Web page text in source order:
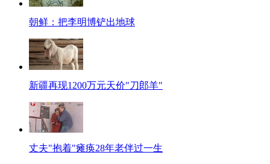
朝鲜：把李明博铲出地球
新疆再现1200万元天价"刀郎羊"
丈夫"抱着"瘫痪28年老伴过一生